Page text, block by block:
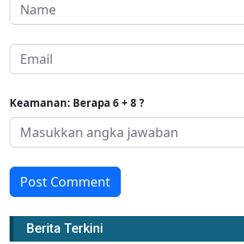
Keamanan: Berapa 6 + 8 ?
Post Comment
Berita Terkini